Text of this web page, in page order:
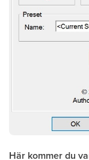
Här kommer du